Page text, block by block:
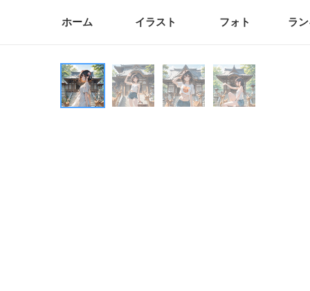
ホーム イラスト フォト ラ